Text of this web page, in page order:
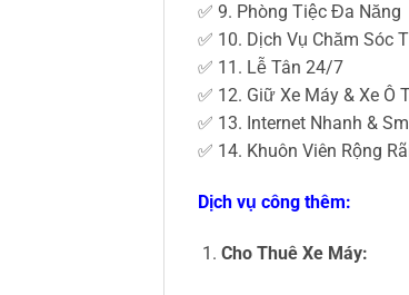
✅ 9. Phòng Tiệc Đa Năng
✅ 10. Dịch Vụ Chăm Sóc
✅ 11. Lễ Tân 24/7
✅ 12. Giữ Xe Máy & Xe Ô
✅ 13. Internet Nhanh &
✅ 14. Khuôn Viên Rộng
Dịch vụ công thêm:
Cho Thuê Xe Máy: